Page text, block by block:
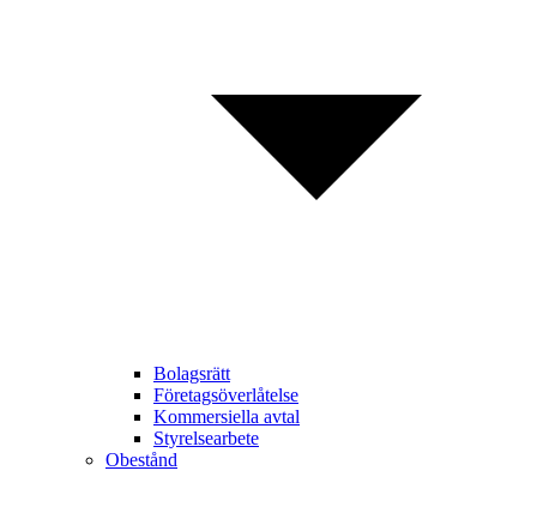
Bolagsrätt
Företagsöverlåtelse
Kommersiella avtal
Styrelsearbete
Obestånd